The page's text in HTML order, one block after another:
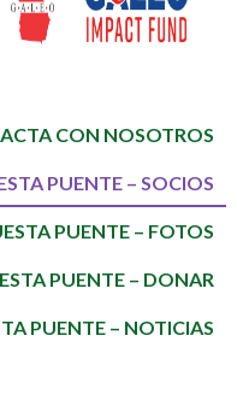
CON NOSOTROS
PUENTE – SOCIOS
PUENTE – FOTOS
PUENTE – DONAR
PUENTE – NOTICIAS